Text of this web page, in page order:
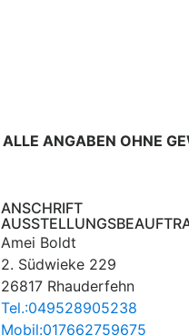
ALLE ANGABEN OHNE
ANSCHRIFT
Amei Boldt
2. Südwieke 229
26817 Rhauderfehn
Tel.:049528905238
Mobil:017662759675